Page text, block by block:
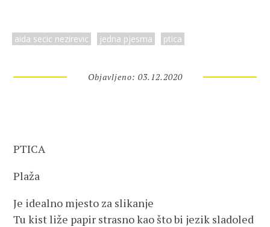
aida secic nezirevic jedna pjesma ptica
Objavljeno: 03.12.2020
PTICA
Plaža
Je idealno mjesto za slikanje
Tu kist liže papir strasno kao što bi jezik sladoled